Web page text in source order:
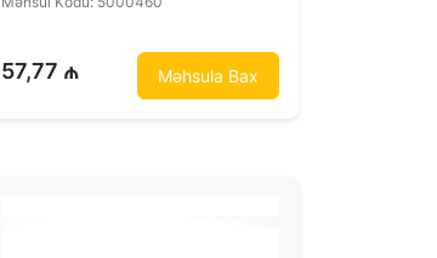
57,77 ₼ Məhsula Bax